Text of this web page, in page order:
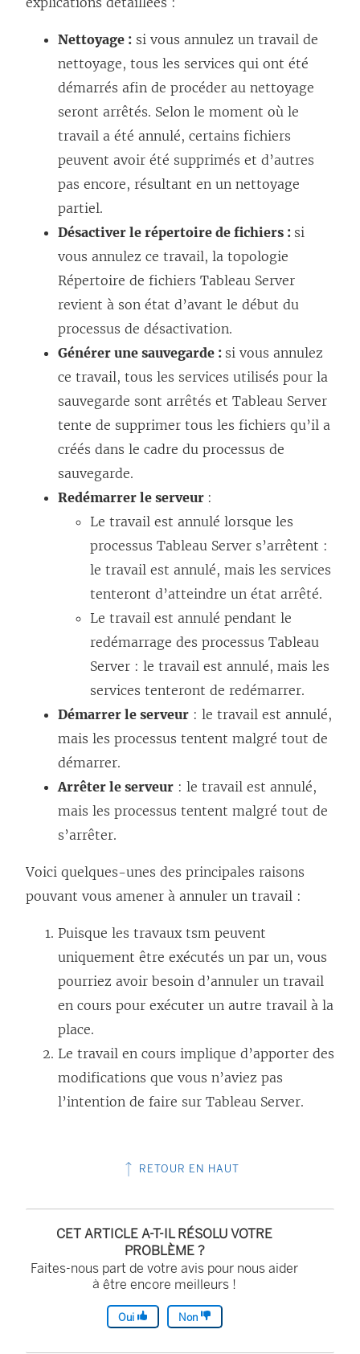
Nettoyage : si vous annulez un travail de
nettoyage, tous les services qui ont été
démarrés afin de procéder au nettoyage
seront arrêtés. Selon le moment où le
travail a été annulé, certains fichiers
peuvent avoir été supprimés et d’autres
pas encore, résultant en un nettoyage
partiel.
Désactiver le répertoire de fichiers : si
vous annulez ce travail, la topologie
Répertoire de fichiers Tableau Server
revient à son état d’avant le début du
processus de désactivation.
Générer une sauvegarde : si vous annulez
ce travail, tous les services utilisés pour la
sauvegarde sont arrêtés et Tableau Server
tente de supprimer tous les fichiers qu’il a
créés dans le cadre du processus de
sauvegarde.
Redémarrer le serveur :
Le travail est annulé lorsque les
processus Tableau Server s’arrêtent :
le travail est annulé, mais les services
tenteront d’atteindre un état arrêté.
Le travail est annulé pendant le
redémarrage des processus Tableau
Server : le travail est annulé, mais les
services tenteront de redémarrer.
Démarrer le serveur : le travail est annulé,
mais les processus tentent malgré tout de
démarrer.
Arrêter le serveur : le travail est annulé,
mais les processus tentent malgré tout de
s’arrêter.
Voici quelques-unes des principales raisons
pouvant vous amener à annuler un travail :
Puisque les travaux tsm peuvent
uniquement être exécutés un par un, vous
pourriez avoir besoin d’annuler un travail
en cours pour exécuter un autre travail à la
place.
Le travail en cours implique d’apporter des
modifications que vous n’aviez pas
l’intention de faire sur Tableau Server.
RETOUR EN HAUT
CET ARTICLE A-T-IL RÉSOLU VOTRE
PROBLÈME ?
Faites-nous part de votre avis pour nous aider
à être encore meilleurs !
Oui Non